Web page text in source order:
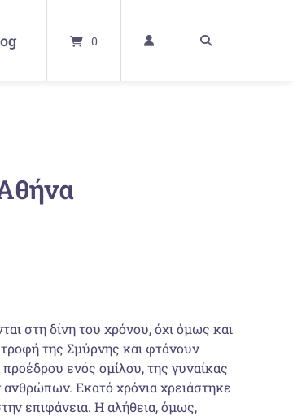
0
€.
στη δίνη του χρόνου, όχι όμως και
της Σμύρνης και φτάνουν
ενός ομίλου, της γυναίκας
Εκατό χρόνια χρειάστηκε
επιφάνεια. Η αλήθεια, όμως,